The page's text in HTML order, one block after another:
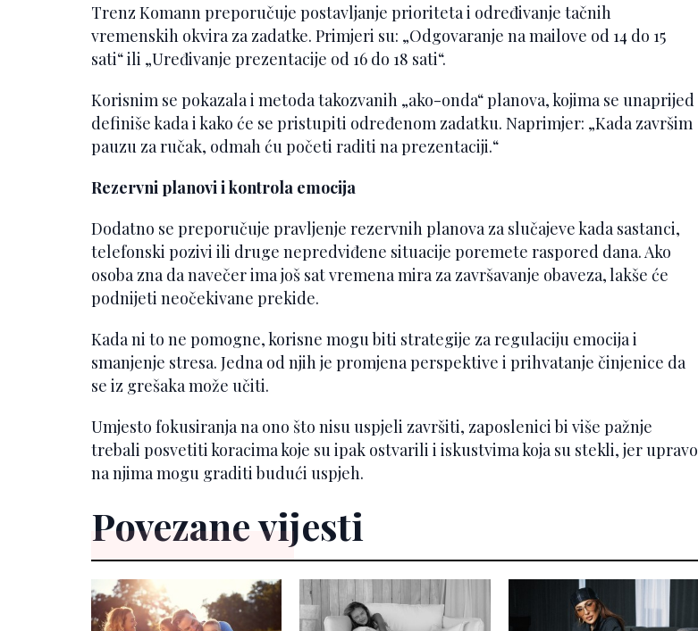
Trenz Komann preporučuje postavljanje prioriteta i određivanje tačnih
vremenskih okvira za zadatke. Primjeri su: „Odgovaranje na mailove od 14 do 15
sati“ ili „Uređivanje prezentacije od 16 do 18 sati“.
Korisnim se pokazala i metoda takozvanih „ako-onda“ planova, kojima se unaprijed
definiše kada i kako će se pristupiti određenom zadatku. Naprimjer: „Kada završim
pauzu za ručak, odmah ću početi raditi na prezentaciji.“
Rezervni planovi i kontrola emocija
Dodatno se preporučuje pravljenje rezervnih planova za slučajeve kada sastanci,
telefonski pozivi ili druge nepredviđene situacije poremete raspored dana. Ako
osoba zna da navečer ima još sat vremena mira za završavanje obaveza, lakše će
podnijeti neočekivane prekide.
Kada ni to ne pomogne, korisne mogu biti strategije za regulaciju emocija i
smanjenje stresa. Jedna od njih je promjena perspektive i prihvatanje činjenice da
se iz grešaka može učiti.
Umjesto fokusiranja na ono što nisu uspjeli završiti, zaposlenici bi više pažnje
trebali posvetiti koracima koje su ipak ostvarili i iskustvima koja su stekli, jer upravo
na njima mogu graditi budući uspjeh.
Povezane vijesti